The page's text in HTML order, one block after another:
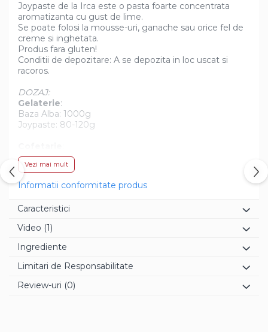
Joypaste de la Irca este o pasta foarte concentrata
aromatizanta cu gust de lime.
Se poate folosi la mousse-uri, ganache sau orice fel de
creme si inghetata.
Produs fara gluten!
Conditii de depozitare: A se depozita in loc uscat si
racoros.
DOZAJ:
Gelaterie:
Baza Alba: 1000g
Joypaste: 80-120g
Preparate de baza: 1000g
Joypaste: 60-90g
Vezi mai mult
Informatii conformitate produs
Caracteristici
Video (1)
Ingrediente
Limitari de Responsabilitate
Review-uri (0)